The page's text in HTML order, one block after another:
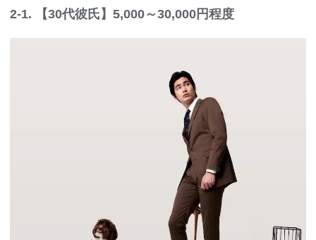
2-1. 【30代彼氏】5,000～30,000円程度